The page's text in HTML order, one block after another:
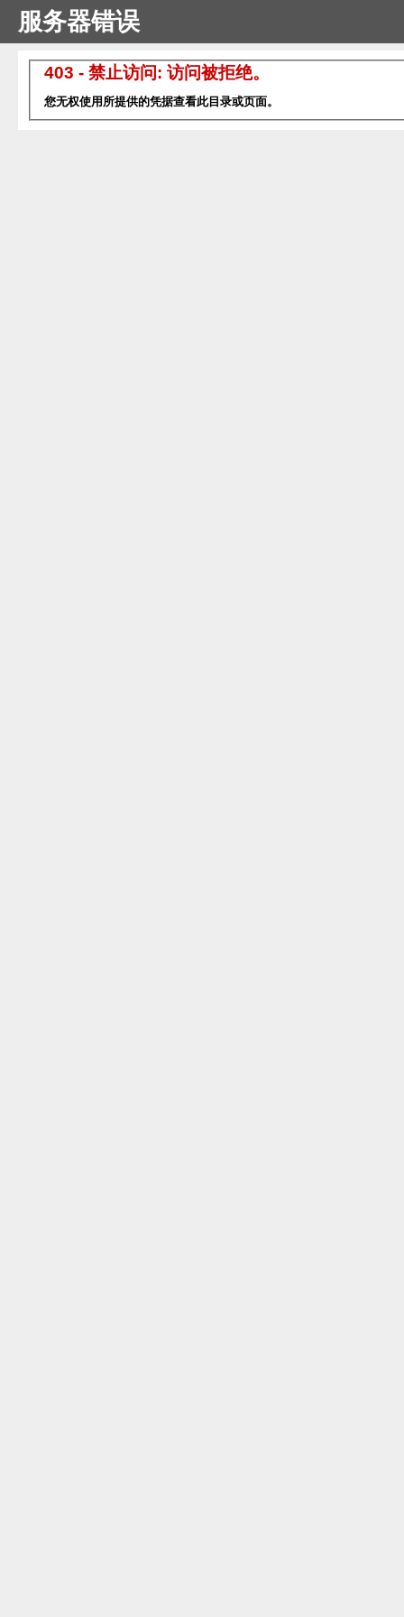
服务器错误
403 - 禁止访问: 访问被拒绝。
您无权使用所提供的凭据查看此目录或页面。